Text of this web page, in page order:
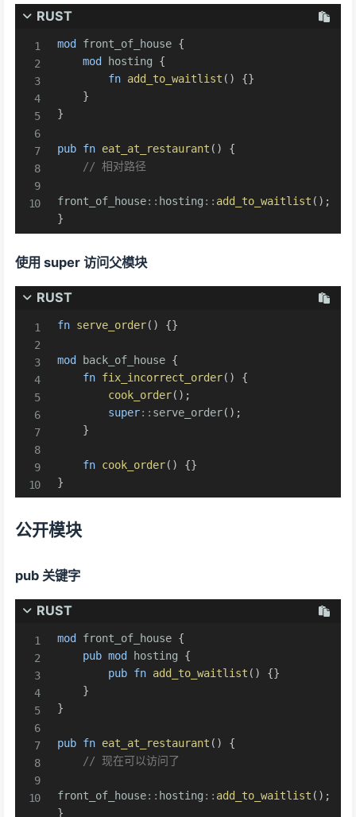
RUST
mod front_of_house {
mod hosting
{
fn add_to_waitlist ( ) {}
}
}
pub fn eat_at_restaurant ( )
{
// 相对路径
front_of_house:: hosting :: add_to_waitlist ( ) ;
}
使用 super 访问父模块
RUST
fn serve_order( ) {}
mod back_of_house {
fn fix_incorrect_order( )
{
cook_order( ) ;
super:: serve_order( ) ;
}
fn cook_order( ) {}
}
公开模块
pub 关键字
RUST
mod front_of_house {
pub mod hosting
{
pub fn add_to_waitlist ( ) {}
}
}
pub fn eat_at_restaurant ( )
{
// 现在可以访问了
front_of_house:: hosting :: add_to_waitlist ( ) ;
}